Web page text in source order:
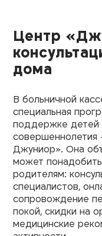
Центр
дома
В больничной
специальная
поддержке
совершеннолетия
Джуниор». Она
может
родителям:
специалистов,
сопровождение
покой, скидки на
медицинские